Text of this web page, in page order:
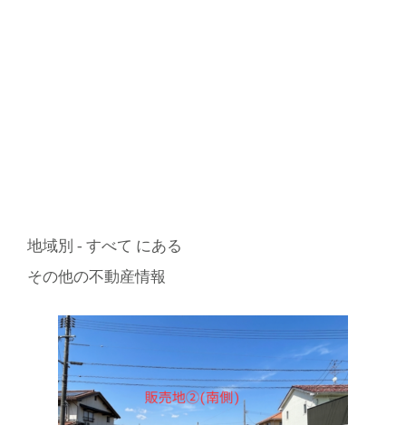
地域別 - すべて にある
その他の不動産情報